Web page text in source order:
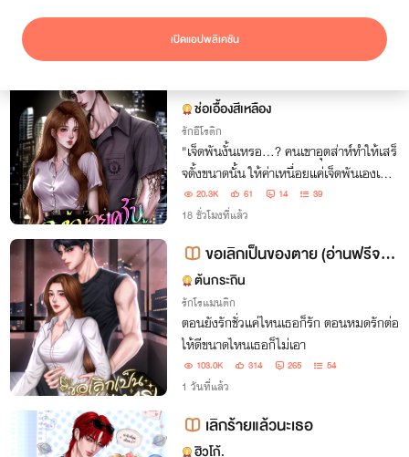
เปิดแอปพลิเคชัน
ผลลัพธ์
ซ่อนผลงานที่ใช้ปก AI แสดงเฉพาะโปรโมชัน
อีบุ๊คแล้ว)
ช่อเอื้องสีเหลือง
รักอีโรติก
"เจ็ดพันงั้นเหรอ...? คนเขาอุตส่าห์ทำให้เสร็
จตั้งขนาดนั้น ให้ค่าเหนื่อยแค่เจ็ดพันเองเหร
อ... คุ้มตายห่าเลย"
20.3K 61 14 39
18 ชั่วโมงที่แล้ว
ขอเลิกเป็นของตาย (อ่านฟรีจนจ
บ)ต้นกระถิน
รักโรแมนติก
ตอนยังรักชั่วแค่ไหนเธอก็รัก ตอนหมดรักต่อ
ให้ดีขนาดไหนเธอก็ไม่เอา
103.0K 314 265 54
1 วันที่แล้ว
เลิกร้ายแล้วนะเธอ
ฮิวโก้.